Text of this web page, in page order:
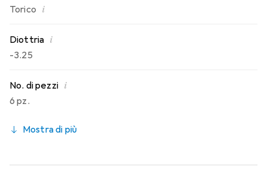
Torico i
Diottria i
-3.25
No. di pezzi i
6 pz.
Mostra di più